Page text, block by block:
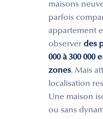
maisons
parfois
appartement
observer des
000 à 300 000
zones. Mais
localisation
Une maison
ou sans